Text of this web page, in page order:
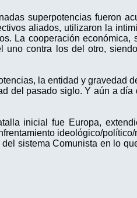
superpotencias fueron
aliados, utilizaron la
La cooperación económica,
uno contra los del otro,
la entidad y gravedad
del pasado siglo. Y aún a día
inicial fue Europa,
ideológico/
sistema Comunista en lo